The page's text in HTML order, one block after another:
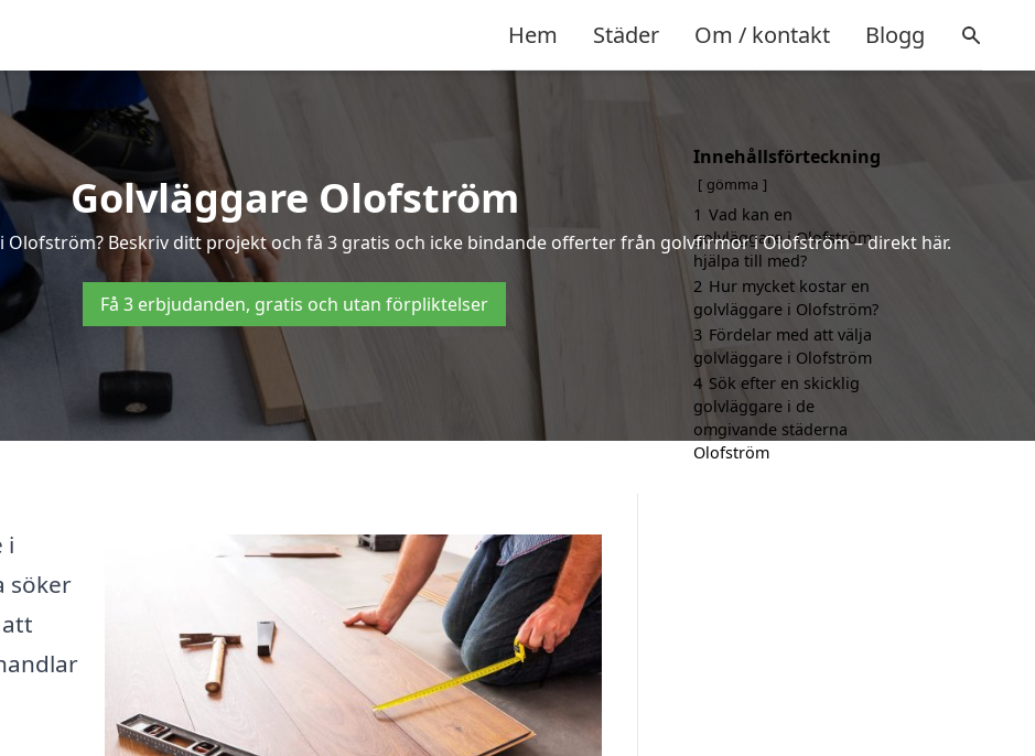
Hem Städer Om / kontakt Blogg
Golvläggare Olofström
Beskriv ditt projekt och få 3 gratis och icke bindande offerter från golvfirmor i Olofström – direkt här.
Få 3 erbjudanden, gratis och utan förpliktelser
i
söker
Innehållsförteckning
gömma
1 Vad kan en
golvläggare i Olofström
hjälpa till med?
2 Hur mycket kostar en
golvläggare i Olofström?
3 Fördelar med att välja
golvläggare i Olofström
4 Sök efter en skicklig
golvläggare i de
omgivande städerna
Olofström